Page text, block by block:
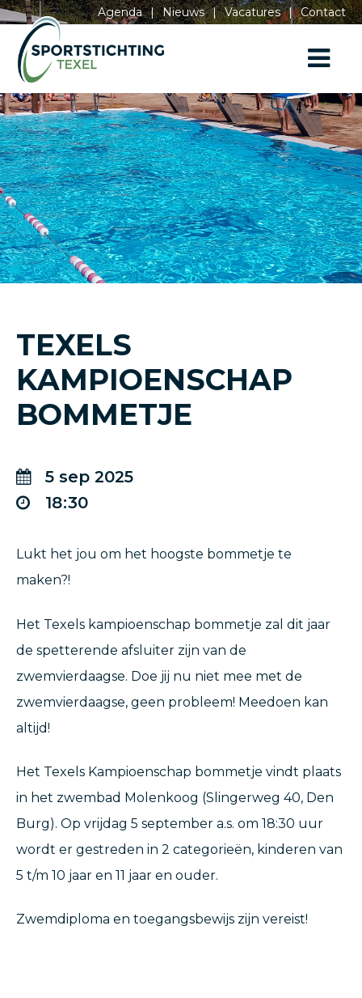
Agenda | Nieuws | Vacatures | Contact
TEXELS
KAMPIOENSCHAP
BOMMETJE
5 sep 2025
18 30
Lukt het jou om het hoogste bommetje te
maken?!
Het Texels kampioenschap bommetje zal dit jaar
de spetterende afsluiter zijn van de
zwemvierdaagse. Doe jij nu niet mee met de
zwemvierdaagse, geen probleem! Meedoen kan
altijd!
Het Texels Kampioenschap bommetje vindt plaats
in het zwembad Molenkoog (Slingerweg 40, Den
Burg). Op vrijdag 5 september a.s. om 18:30 uur
wordt er gestreden in 2 categorieën, kinderen van
5 t/m 10 jaar en 11 jaar en ouder.
Zwemdiploma en toegangsbewijs zijn vereist!